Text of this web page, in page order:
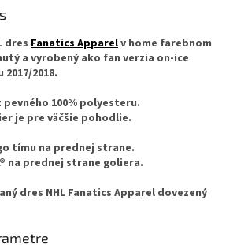
dres Fanatics Apparelv home farebnom
a vyrobený ako fan verzia on-ice
2018.
pevného 100% polyesteru.
je pre väčšie pohodlie.
tímu na prednej strane.
na prednej strane goliera.
dres NHL Fanatics Apparel dovezený